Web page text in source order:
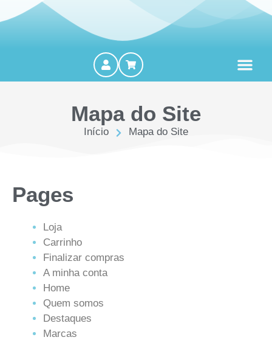
Mapa do Site
Início Mapa do Site
Pages
Loja
Carrinho
Finalizar compras
A minha conta
Home
Quem somos
Destaques
Marcas